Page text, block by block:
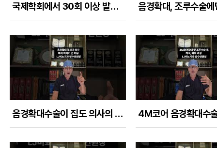
국제학회에서 30회 이상 발표, 검증한 다층봉합 길이연장수술
음경확대수술이 집도 의사의 실력에 따라 결과 차이가 크게 나는 이유들